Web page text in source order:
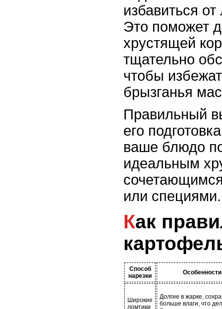
избавиться
Это поможет
хрустящей
тщательно
чтобы
брызганья
Правильный
его
ваше блюдо
идеальным
или специями.
Как правильно нарезать
Способ
нарезки
Особенности
Широкие
ломтики
Долгие в жарке,
больше влаги, что